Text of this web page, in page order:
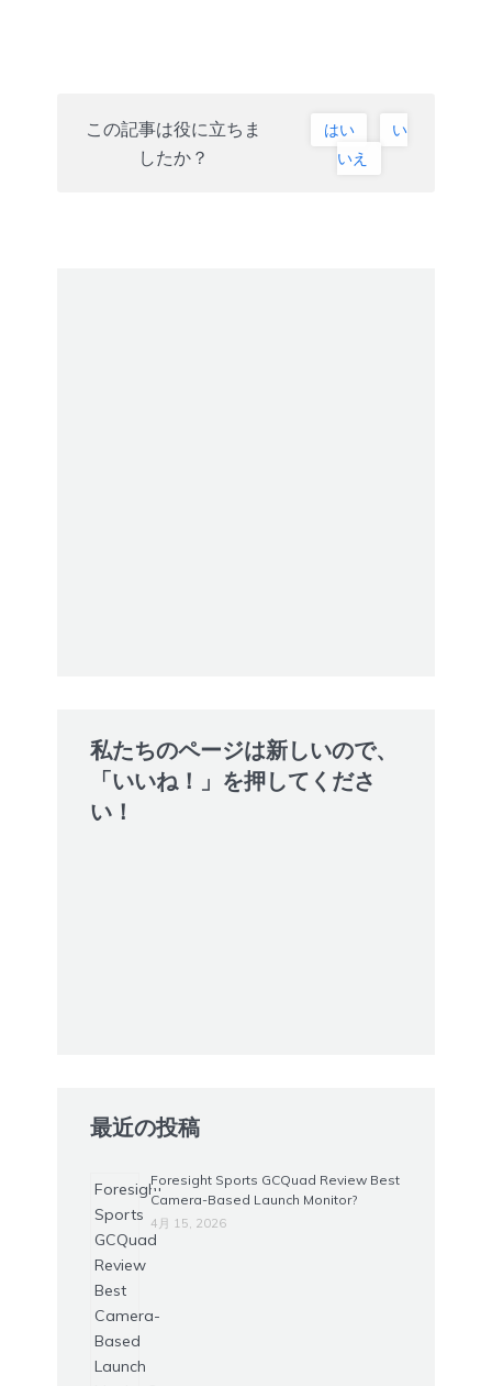
この記事は役に立ちま
したか？
はい
い
いえ
私たちのページは新しいので、
「いいね！」を押してくださ
い！
最近の投稿
Foresight Sports GCQuad Review Best
Camera-Based Launch Monitor?
4月 15, 2026